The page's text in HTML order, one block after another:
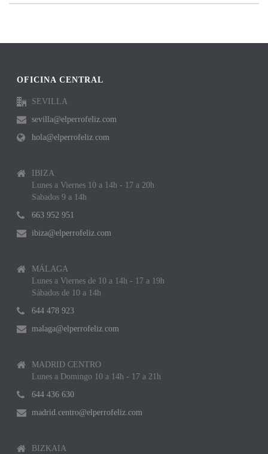
OFICINA CENTRAL
SEVILLA
sevilla@elperrofeliz.com
hola@elperrofeliz.com
IBIZA
Lunes a Viernes 10 a 14h - 17 a 20h
Sabados 9 a 14h
663 952 951
ibiza@elperrofeliz.com
MÁLAGA
Lunes a Viernes de 10 a 14h - 17 a 19h
Sábados de 10 a 14h
644 478 923
malaga@elperrofeliz.com
MADRID CENTRO
Lunes a Domingo 10 a 14h - 17 a 21h
644 436 630
madrid.centro@elperrofeliz.com
BIZKAIA